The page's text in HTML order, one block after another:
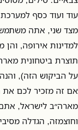
עוד ועוד כסף
מצד שני, אתה
למדינות אירופה,
תוצרת ביטחונית
על הביקוש הזה),
אם זה מזכיר לכם את
מארה״ב לישראל,
וחוצמזה, הגדלה